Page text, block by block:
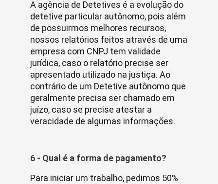
A agência de Detetives é a evolução do
detetive particular autônomo, pois além
de possuirmos melhores recursos,
nossos relatórios feitos através de uma
empresa com CNPJ tem validade
jurídica, caso o relatório precise ser
apresentado utilizado na justiça. Ao
contrário de um Detetive autônomo que
geralmente precisa ser chamado em
juízo, caso se precise atestar a
veracidade de algumas informações.
6 - Qual é a forma de pagamento?
Para iniciar um trabalho, pedimos 50%